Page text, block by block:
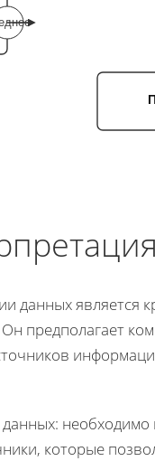
данных является
Он предполагает
которые